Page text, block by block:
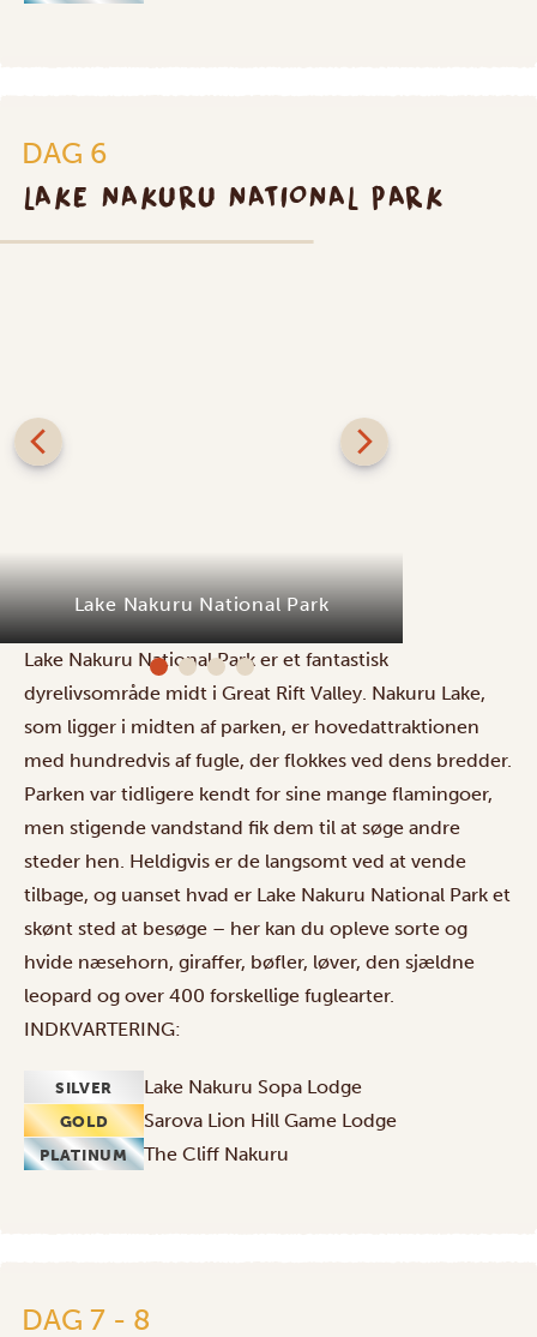
DAG 6
LAKE NAKURU NATIONAL PARK
Lake Nakuru National Park
Lake Nakuru National Park er et fantastisk
dyrelivsområde midt i Great Rift Valley. Nakuru Lake,
som ligger i midten af parken, er hovedattraktionen
med hundredvis af fugle, der flokkes ved dens bredder.
Parken var tidligere kendt for sine mange flamingoer,
men stigende vandstand fik dem til at søge andre
steder hen. Heldigvis er de langsomt ved at vende
tilbage, og uanset hvad er Lake Nakuru National Park et
skønt sted at besøge – her kan du opleve sorte og
hvide næsehorn, giraffer, bøfler, løver, den sjældne
leopard og over 400 forskellige fuglearter.
INDKVARTERING:
SILVER Lake Nakuru Sopa Lodge
GOLD Sarova Lion Hill Game Lodge
PLATINUM The Cliff Nakuru
DAG 7 - 8